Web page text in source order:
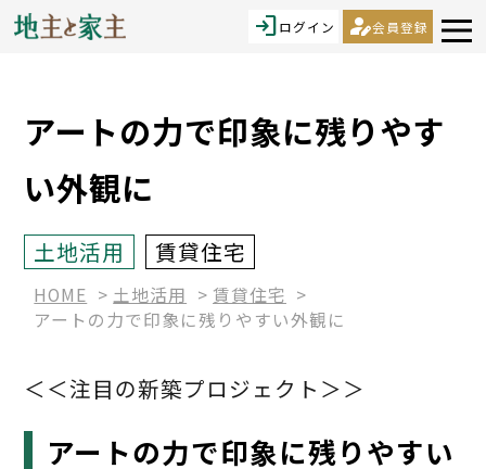
loginログイン person_edit会員登録
アートの力で印象に残りやす
い外観に
土地活用 賃貸住宅
HOME 土地活用
賃貸住宅
アートの力で印象に残りやすい外観に
＜＜注目の新築プロジェクト＞＞
アートの力で印象に残りやすい